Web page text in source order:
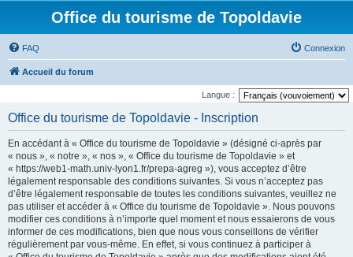
Office du tourisme de Topoldavie
FAQ Connexion
Accueil du forum
Langue :
Office du tourisme de Topoldavie - Inscription
En accédant à « Office du tourisme de Topoldavie » (désigné ci-après par
« nous », « notre », « nos », « Office du tourisme de Topoldavie » et
« https://web1-math.univ-lyon1.fr/prepa-agreg »), vous acceptez d’être
légalement responsable des conditions suivantes. Si vous n’acceptez pas
d’être légalement responsable de toutes les conditions suivantes, veuillez ne
pas utiliser et accéder à « Office du tourisme de Topoldavie ». Nous pouvons
modifier ces conditions à n’importe quel moment et nous essaierons de vous
informer de ces modifications, bien que nous vous conseillons de vérifier
régulièrement par vous-même. En effet, si vous continuez à participer à